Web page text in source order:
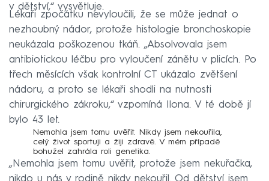
v dětství,“ vysvětluje.
Lékaři zpočátku nevyloučili, že se může jednat o
nezhoubný nádor, protože histologie bronchoskopie
neukázala poškozenou tkáň. „Absolvovala jsem
antibiotickou léčbu pro vyloučení zánětu v plicích. Po
třech měsících však kontrolní CT ukázalo zvětšení
nádoru, a proto se lékaři shodli na nutnosti
chirurgického zákroku,“ vzpomíná Ilona. V té době jí
bylo 43 let.
Nemohla jsem tomu uvěřit. Nikdy jsem nekouřila,
celý život sportuji a žiji zdravě. V mém případě
bohužel zahrála roli genetika.
„Nemohla jsem tomu uvěřit, protože jsem nekuřačka,
nikdo u nás v rodině nikdy nekouřil. Od dětství jsem